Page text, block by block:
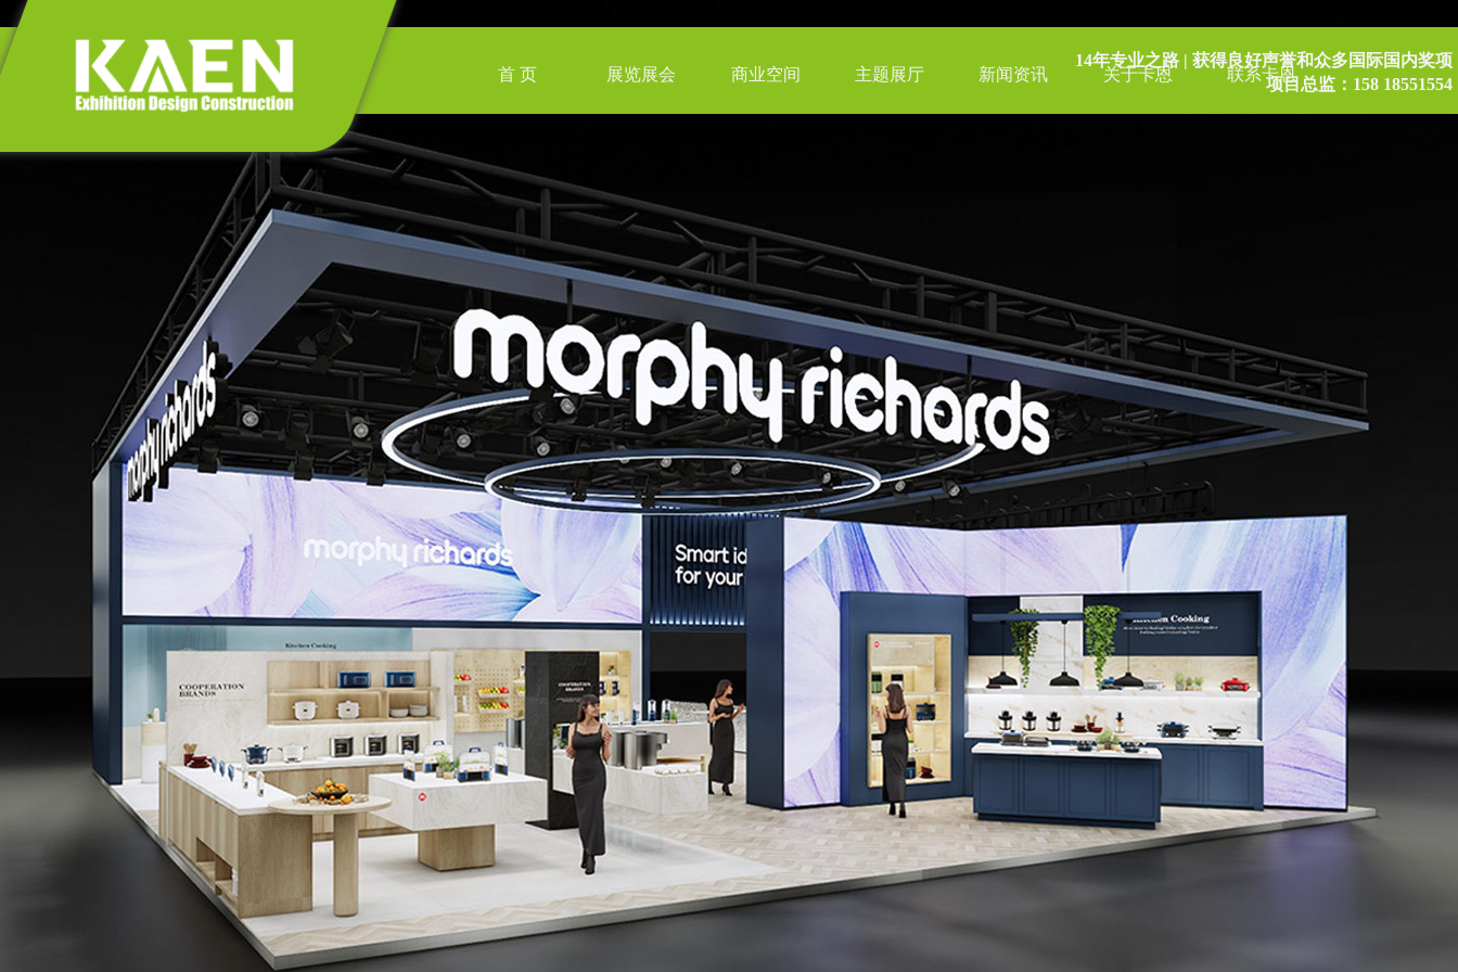
首 页 展览展会
港澳展会
商业空间
购物街
主题展厅
博物馆 / 主题展
新闻资讯
港澳展会
关于卡恩
卡恩服务
联系卡恩
14年专业之路 | 获得良好声誉和众多国际国内奖项
项目总监：158 18551554